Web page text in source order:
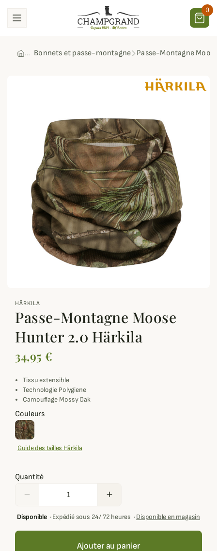
0
Bonnets et passe-montagne Passe-Montagne
HÄRKILA
Passe-Montagne Moose
Hunter 2.0 Härkila
34,95 €
Tissu extensible
Technologie Polygiene
Camouflage Mossy Oak
Couleurs
Guide des tailles Härkila
Quantité
remove add
Disponible·Expédié sous 24/ 72 heures ·Disponible en magasin
Ajouter au panier